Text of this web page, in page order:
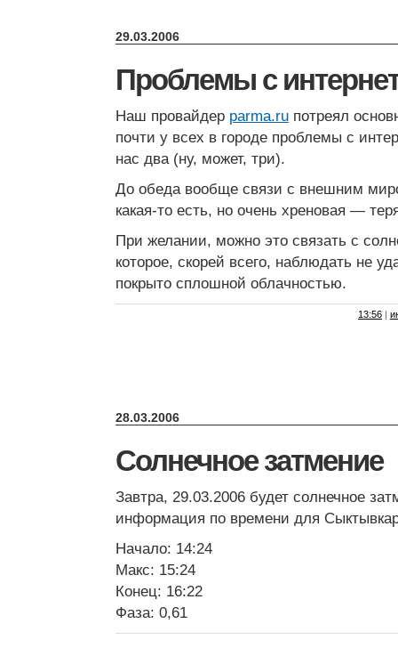
29.03.2006
Проблемы с
Наш провайдер parma.ru потреял
почти у всех в городе проблемы с
нас два (ну, может, три).
До обеда вообще связи с внешним
какая-то есть, но очень хреновая —
При желании, можно это связать с
которое, скорей всего, наблюдать не
покрыто сплошной облачностью.
13:56 |
28.03.2006
Солнечное затмение
Завтра, 29.03.2006 будет солнечное
информация по времени для
Начало: 14:24
Макс: 15:24
Конец: 16:22
Фаза: 0,61